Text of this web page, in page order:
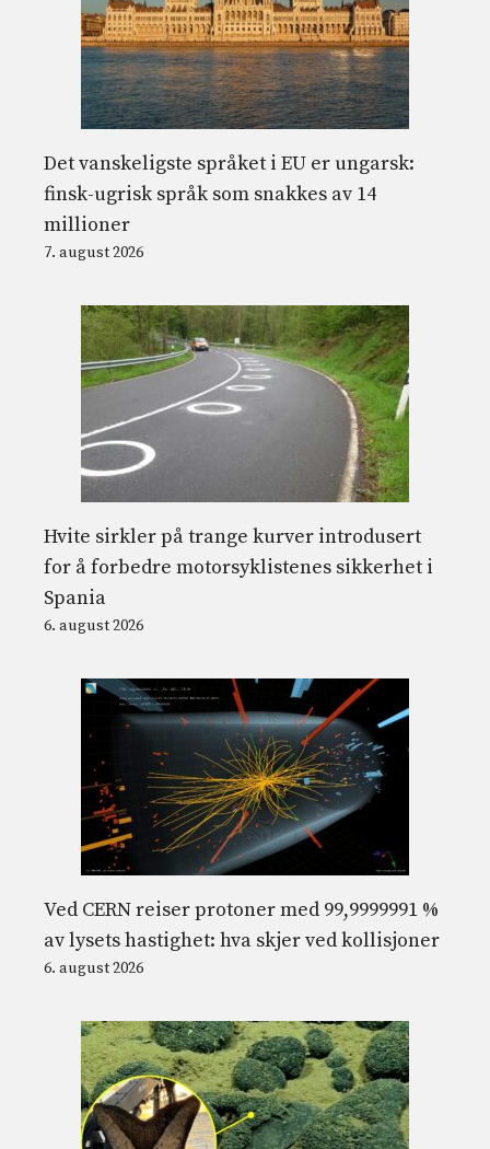
Det vanskeligste språket i EU er ungarsk:
finsk-ugrisk språk som snakkes av 14
millioner
7. august 2026
Hvite sirkler på trange kurver introdusert
for å forbedre motorsyklistenes sikkerhet i
Spania
6. august 2026
Ved CERN reiser protoner med 99,9999991 %
av lysets hastighet: hva skjer ved kollisjoner
6. august 2026